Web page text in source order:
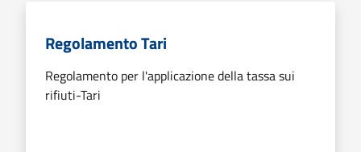
Regolamento Tari
Regolamento per l'applicazione della tassa sui
rifiuti-Tari